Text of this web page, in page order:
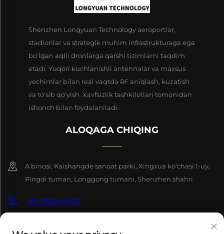
Shenzhen Longyuan Technology aeroportlar,
stadionlar va strategik muhim infrastrukturaga ega
bo'lgan aqlli dronlarga qarshi tizimlarni taqdim
etadi. Yuqori kuchlanishli antennalar va maxsus
yechimlar bilan real vaqtda RF aniqlash, kuzatish
va to'sib qo'yish. Xavfsizlik tashkilotlari tomonidan
ishonch bilan foydalaniladi.
ALOQAGA CHIQING
A binosi, Kaishangde sanoat parki, Xingxua ko'chasi 1-uy,
Pingdi tuman, Longgong tumani, Shenzhen shahri
+86-18583649616